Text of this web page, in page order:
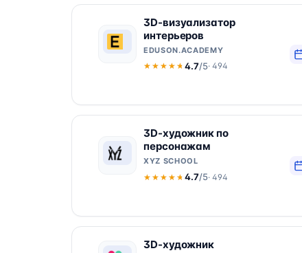
3D-визуализатор
интерьеров
EDUSON.ACADEMY
★★★★★
★★★★★ 4.7/5· 494
3D-художник по
персонажам
XYZ SCHOOL
★★★★★
★★★★★ 4.7/5· 494
3D-художник